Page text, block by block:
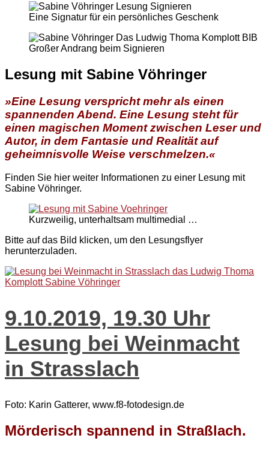
Eine Signatur für ein persönliches Geschenk
Großer Andrang beim Signieren
Lesung mit Sabine Vöhringer
»Eine Lesung verspricht mehr als einen
spannenden Abend. Eine Lesung steht für
einen magischen Moment zwischen Leser und
Autor, in dem Fantasie und Realität auf
geheimnisvolle Weise verschmelzen.«
Finden Sie hier weiter Informationen zu einer Lesung mit
Sabine Vöhringer.
Kurzweilig, unterhaltsam multimedial …
Bitte auf das Bild klicken, um den Lesungsflyer
herunterzuladen.
9.10.2019, 19.30 Uhr
Lesung bei Weinmacht
in Strasslach
Foto: Karin Gatterer, www.f8-fotodesign.de
Mörderisch spannend in Straßlach.